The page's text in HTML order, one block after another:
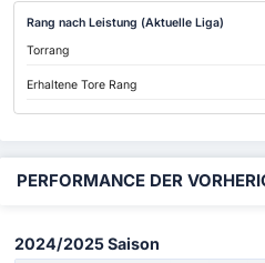
Rang nach Leistung (Aktuelle Liga)
Torrang
Erhaltene Tore Rang
PERFORMANCE DER
2024/2025 Saison